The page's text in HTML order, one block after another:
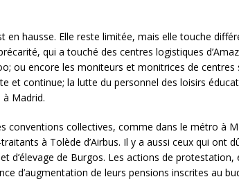
hausse. Elle reste limitée, mais elle touche
qui a touché des centres logistiques
ou encore les moniteurs et monitrices de
et continue; la lutte du personnel des loisirs
Madrid.
conventions collectives, comme dans le métro à
à Tolède d’Airbus. Il y a aussi ceux qui ont
d’élevage de Burgos. Les actions de protestation,
d’augmentation de leurs pensions inscrites au